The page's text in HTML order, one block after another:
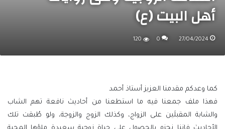
أهل البيت (ع)
27/04/2024
0
120
كما وعدكم مقدمنا العزيز أستاذ أحمد
فهذا ملف جمعنا فيه ما استطعنا من أحاديث نافعة تهم الشاب
والشابة المقبلَين على الزواج، وكذلك الزوج والزوجة، ولو طُبقت تلك